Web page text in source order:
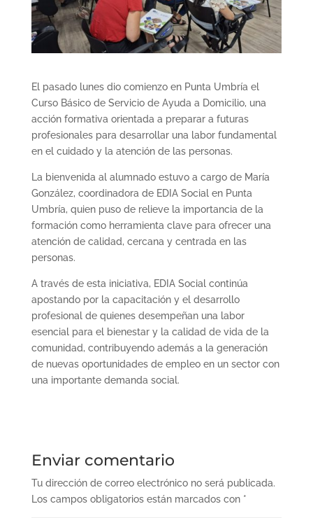
El pasado lunes dio comienzo en Punta Umbría el
Curso Básico de Servicio de Ayuda a Domicilio, una
acción formativa orientada a preparar a futuras
profesionales para desarrollar una labor fundamental
en el cuidado y la atención de las personas.
La bienvenida al alumnado estuvo a cargo de María
González, coordinadora de EDIA Social en Punta
Umbría, quien puso de relieve la importancia de la
formación como herramienta clave para ofrecer una
atención de calidad, cercana y centrada en las
personas.
A través de esta iniciativa, EDIA Social continúa
apostando por la capacitación y el desarrollo
profesional de quienes desempeñan una labor
esencial para el bienestar y la calidad de vida de la
comunidad, contribuyendo además a la generación
de nuevas oportunidades de empleo en un sector con
una importante demanda social.
Enviar comentario
Tu dirección de correo electrónico no será publicada.
Los campos obligatorios están marcados con *